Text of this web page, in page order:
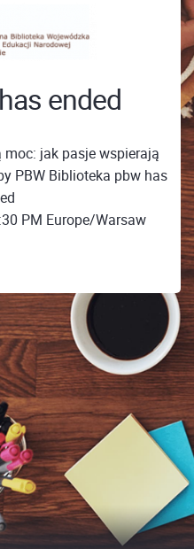
ended
jak pasje wspierają
PBW Biblioteka pbw has
PM Europe/Warsaw